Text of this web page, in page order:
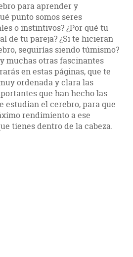
para aprender y
punto somos seres
o instintivos? ¿Por qué tu
de tu pareja? ¿Si te hicieran
seguirías siendo túmismo?
muchas otras fascinantes
en estas páginas, que te
ordenada y clara las
que han hecho las
estudian el cerebro, para que
rendimiento a ese
tienes dentro de la cabeza.